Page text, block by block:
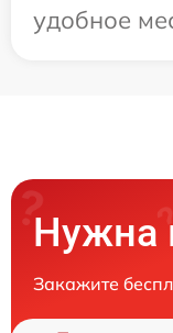
удобное
Нужна
Закажите